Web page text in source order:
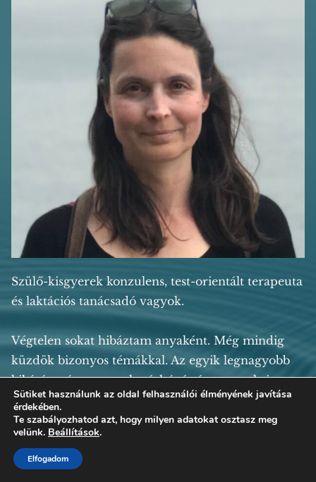
Szülő-kisgyerek konzulens, test-orientált terapeuta
és laktációs tanácsadó vagyok.
Végtelen sokat hibáztam anyaként. Még mindig
küzdök bizonyos témákkal. Az egyik legnagyobb
kihívás számomra a határhúzás és a gyerekeim
frusztrációjának kezelése (volt).
Közben átél(t)em, hogy rengeteg dolgon lehet
változtatni. Néha meglepően apró lépések is nagy
Sütiket használunk az oldal felhasználói élményének javítása
érdekében.
Te szabályozhatod azt, hogy milyen adatokat osztasz meg
velünk. Beállítások.
Elfogadom